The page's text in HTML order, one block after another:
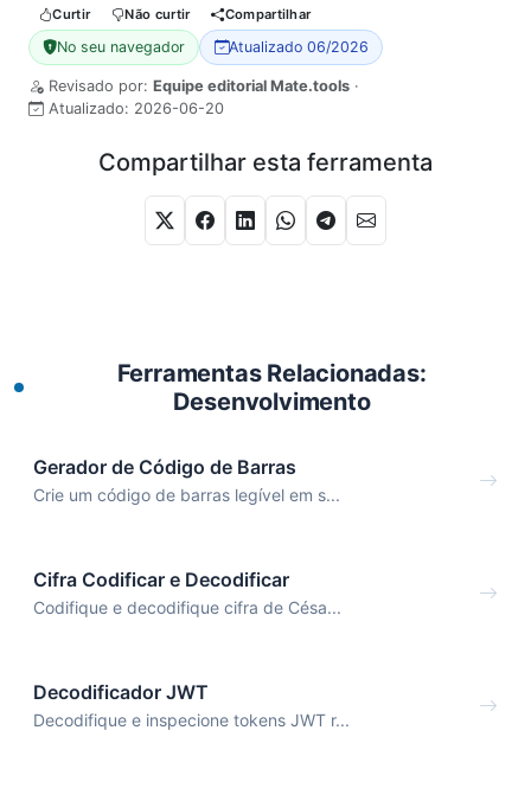
Curtir Não curtir Compartilhar
No seu navegador Atualizado 06/2026
Revisado por: Equipe editorial Mate.tools ·
Atualizado: 2026-06-20
Compartilhar esta ferramenta
Ferramentas Relacionadas:
Desenvolvimento
Gerador de Código de Barras
Crie um código de barras legível em s...
Cifra Codificar e Decodificar
Codifique e decodifique cifra de Césa...
Decodificador JWT
Decodifique e inspecione tokens JWT r...